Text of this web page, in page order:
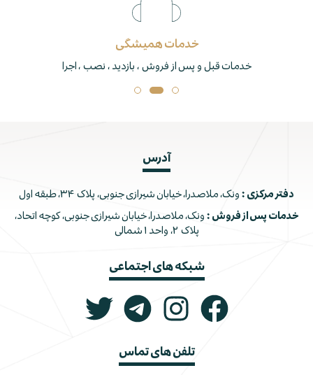
خدمات همیشگی
خدمات قبل و پس از فروش ، بازدید ، نصب ، اجرا
آدرس
دفتر مرکزی : ونک، ملاصدرا، خیابان شیرازی جنوبی، پلاک ۳۴، طبقه اول
خدمات پس از فروش : ونک، ملاصدرا، خیابان شیرازی جنوبی، کوچه اتحاد،
پلاک ۲، واحد ۱ شمالی
شبکه های اجتماعی
تلفن های تماس